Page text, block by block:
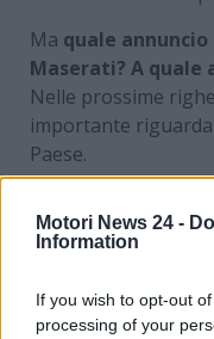
Motori News 24 -
Information
If you wish to opt-out
processing of your
Ma quale
Maserati? A
Nelle prossime
importante
Paese.
L’addio
Maserati:
ufficiale